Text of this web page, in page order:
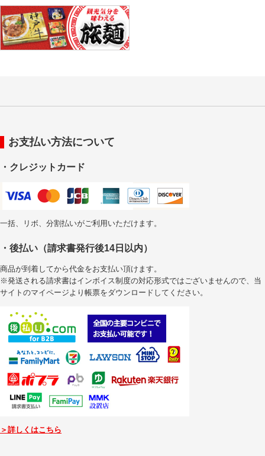
お支払い方法について
・クレジットカード
一括、リボ、分割払いがご利用いただけます。
・後払い（請求書発行後14日以内）
商品が到着してから代金をお支払い頂けます。
※発送される請求書はインボイス制度の対応形式ではございませんので、当
サイトのマイページより帳票をダウンロードしてください。
＞詳しくはこちら